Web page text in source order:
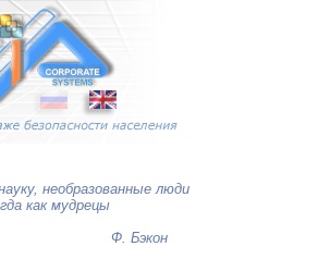
необразованные люди
как мудрецы
Ф. Бэкон